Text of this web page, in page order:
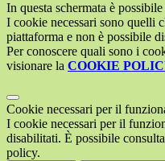
In questa schermata è
I cookie necessari sono quelli
piattaforma e non è possibile
Per conoscere quali sono i
visionare la COOKIE
Cookie necessari per il
I cookie necessari per il
disabilitati. È possibile
policy.